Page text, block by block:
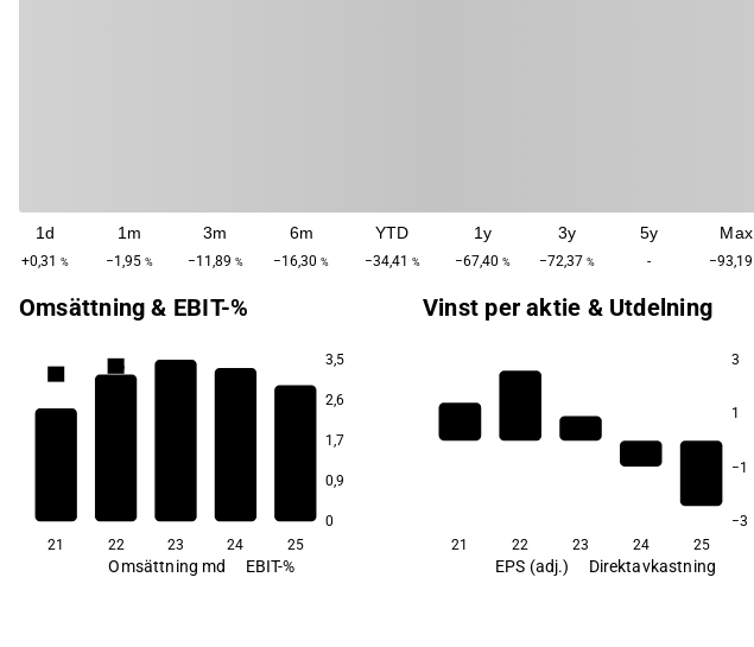
1d
+0,31 %
1m
−1,95 %
3m
−11,89 %
6m
−16,30 %
YTD
−34,41 %
1y
−67,40 %
3y
−72,37 %
5y
-
Max
−93,19
Omsättning & EBIT-%
3,5
2,6
1,7
0,9
0
5,6
21 22 23 24 25
Omsättning md EBIT-%
Vinst per aktie & Utdelning
3
1
−1
−3
21
22 23 24 25
EPS (adj.) Direktavkastning